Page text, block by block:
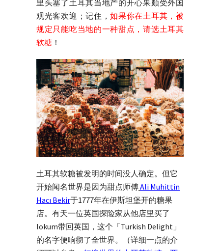
里头塞了土耳其当地产的开心果颇受外国
观光客欢迎；记住，如果你在土耳其，被
规定只能吃当地的一种甜点，请选土耳其
软糖 ！
土耳其软糖被发明的时间没人确定。但它
开始闻名世界是因为甜点师傅Ali Muhittin
Hacı Bekir于1777年在伊斯坦堡开的糖果
店。有天一位英国探险家从他店里买了
lokum带回英国，这个「Turkish Delight」
的名字便响彻了全世界。（详细一点的介